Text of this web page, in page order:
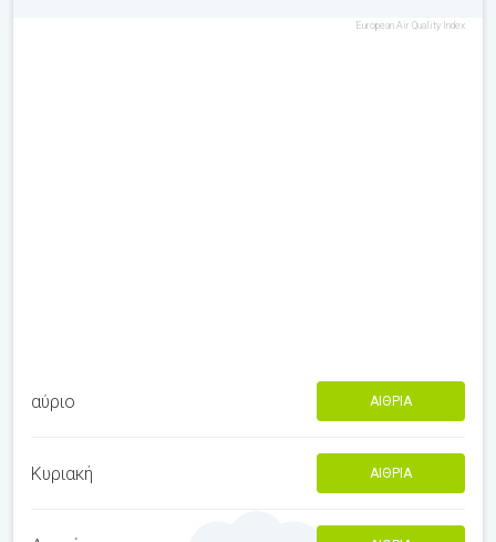
European Air Quality Index
αύριο ΑΊΘΡΙΑ
Κυριακή ΑΊΘΡΙΑ